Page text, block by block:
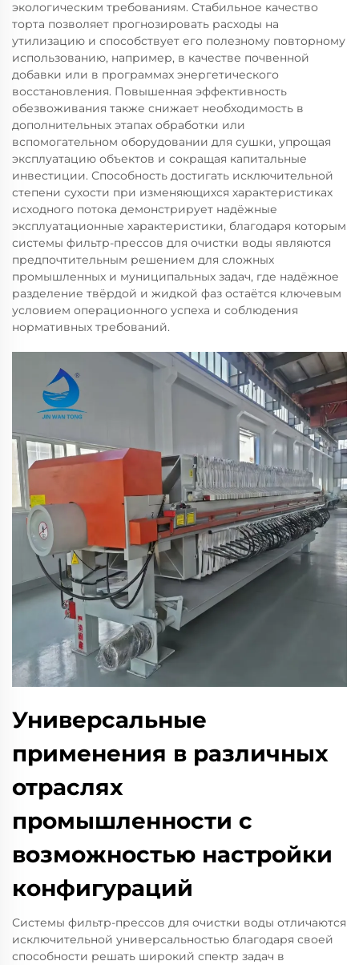
экологическим требованиям. Стабильное качество
торта позволяет прогнозировать расходы на
утилизацию и способствует его полезному повторному
использованию, например, в качестве почвенной
добавки или в программах энергетического
восстановления. Повышенная эффективность
обезвоживания также снижает необходимость в
дополнительных этапах обработки или
вспомогательном оборудовании для сушки, упрощая
эксплуатацию объектов и сокращая капитальные
инвестиции. Способность достигать исключительной
степени сухости при изменяющихся характеристиках
исходного потока демонстрирует надёжные
эксплуатационные характеристики, благодаря которым
системы фильтр-прессов для очистки воды являются
предпочтительным решением для сложных
промышленных и муниципальных задач, где надёжное
разделение твёрдой и жидкой фаз остаётся ключевым
условием операционного успеха и соблюдения
нормативных требований.
Универсальные
применения в различных
отраслях
промышленности с
возможностью настройки
конфигураций
Системы фильтр-прессов для очистки воды отличаются
исключительной универсальностью благодаря своей
способности решать широкий спектр задач в